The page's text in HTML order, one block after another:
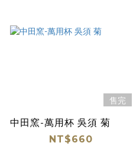
售完
中田窯-萬用杯 吳須 菊
NT$660